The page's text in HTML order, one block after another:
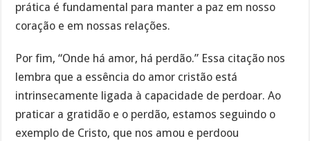
prática é fundamental para manter a paz em nosso
coração e em nossas relações.
Por fim, “Onde há amor, há perdão.” Essa citação nos
lembra que a essência do amor cristão está
intrinsecamente ligada à capacidade de perdoar. Ao
praticar a gratidão e o perdão, estamos seguindo o
exemplo de Cristo, que nos amou e perdoou